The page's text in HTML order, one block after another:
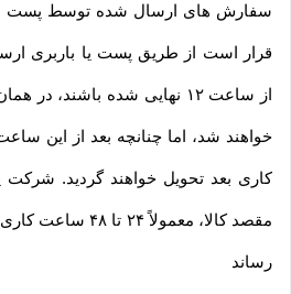
سفارش های ارسال شده توسط پست و
قرار است از طریق پست یا باربری
از ساعت ۱۲ نهایی شده باشند،
خواهند شد، اما چنانچه بعد از این
کاری بعد تحویل خواهند گردید. شرکت
مقصد کالا، معمولاً
رساند